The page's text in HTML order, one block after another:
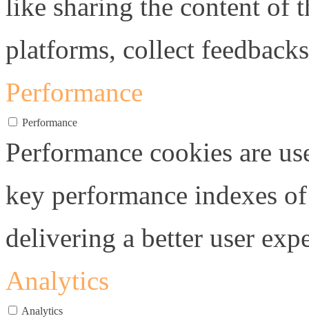
like sharing the content of
platforms, collect
Performance
Performance
Performance cookies are
key performance indexes
delivering a better user
Analytics
Analytics